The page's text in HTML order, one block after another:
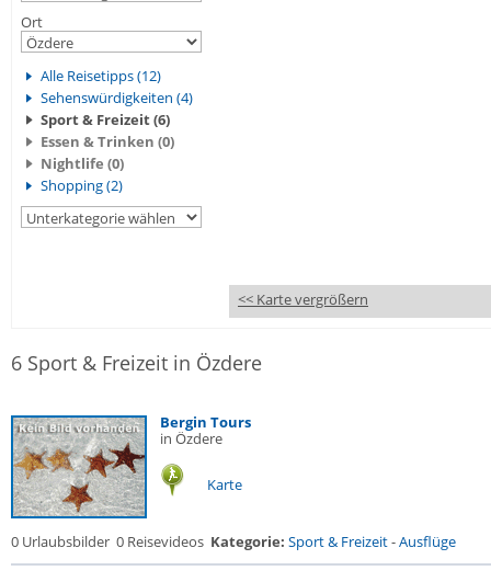
Ort
Alle Reisetipps (12)
Sehenswürdigkeiten (4)
Sport & Freizeit (6)
Essen & Trinken (0)
Nightlife (0)
Shopping (2)
<< Karte vergrößern
6 Sport & Freizeit in Özdere
Bergin Tours
in Özdere
Karte
0 Urlaubsbilder 0 Reisevideos Kategorie: Sport & Freizeit-Ausflüge